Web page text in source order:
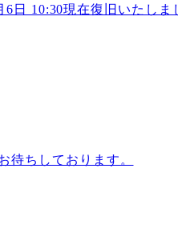
日 10:30現在復旧いたし
待ちしております。